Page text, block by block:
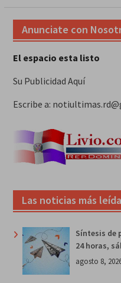
Anunciate con
El espacio esta listo
Su Publicidad Aquí
Escribe a:
Las noticias más
Síntesis de
24 horas,
agosto 8,